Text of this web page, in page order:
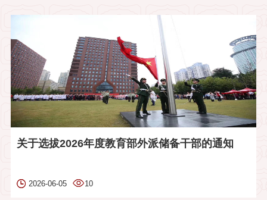
关于选拔2026年度教育部外派储备干部的通知
2026-06-05 10